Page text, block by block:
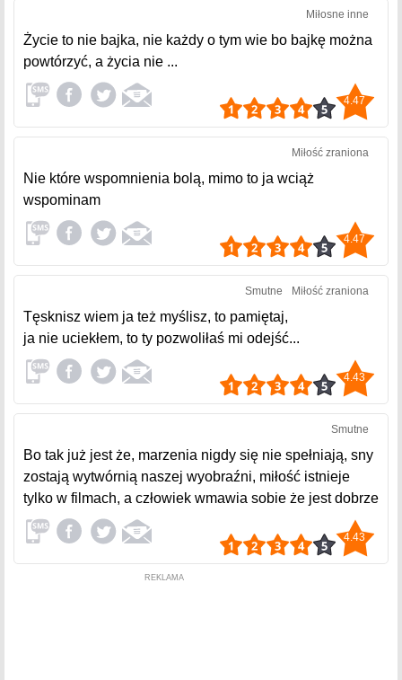
Miłosne inne
Życie to nie bajka, nie każdy o tym wie bo bajkę można
powtórzyć, a życia nie ...
4.47
Miłość zraniona
Nie które wspomnienia bolą, mimo to ja wciąż
wspominam
4.47
Smutne Miłość zraniona
Tęsknisz wiem ja też myślisz, to pamiętaj,
ja nie uciekłem, to ty pozwoliłaś mi odejść...
4.43
Smutne
Bo tak już jest że, marzenia nigdy się nie spełniają, sny
zostają wytwórnią naszej wyobraźni, miłość istnieje
tylko w filmach, a człowiek wmawia sobie że jest dobrze
4.43
REKLAMA